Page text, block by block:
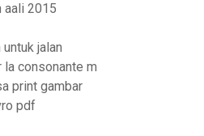
aali 2015
jalan
consonante m
print gambar
pdf